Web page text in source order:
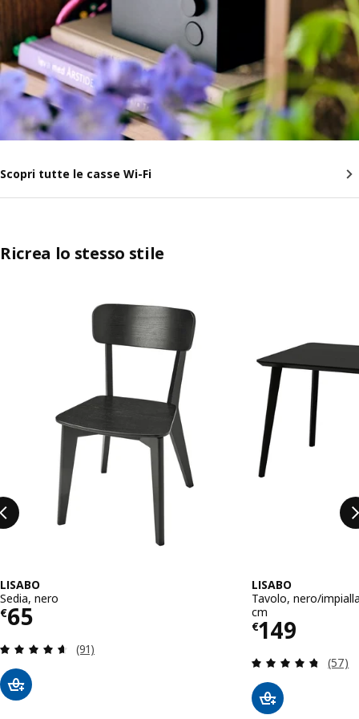
Scopri tutte le casse Wi-Fi
Ricrea lo stesso stile
LISABO
Sedia, nero
€65
Prezzo € 65
Recensione: 4.6 fuori da 5 stelle. Totale
(91)
LISABO
Tavolo, nero/
cm
€149
Prezzo €
(57)